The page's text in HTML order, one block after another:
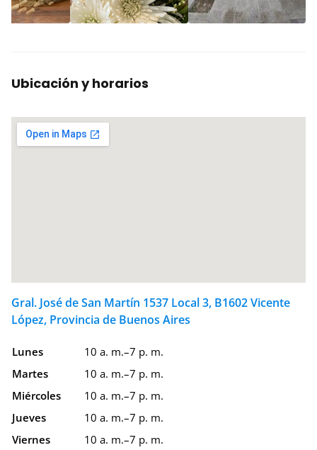
Ubicación y horarios
Gral. José de San Martín 1537 Local 3, B1602 Vicente
López, Provincia de Buenos Aires
Lunes
10 a. m.–7 p. m.
Martes
10 a. m.–7 p. m.
Miércoles
10 a. m.–7 p. m.
Jueves
10 a. m.–7 p. m.
Viernes
10 a. m.–7 p. m.